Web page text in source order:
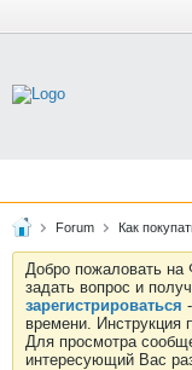
Forum Как
Добро пожаловать на
задать вопрос и
зарегистрироваться
времени. Инструкция
Для просмотра
интересующий Вас